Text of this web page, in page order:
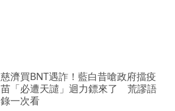
慈濟買BNT遇詐！藍白昔嗆政府擋疫
苗「必遭天譴」迴力鏢來了 荒謬語
錄一次看